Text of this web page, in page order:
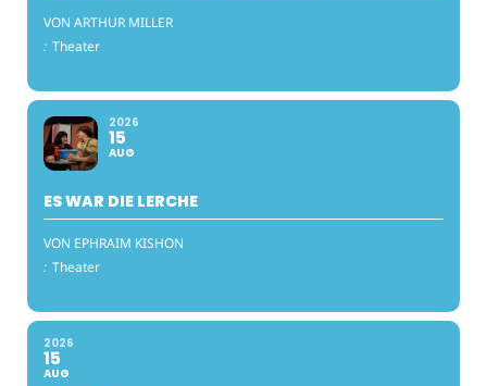
VON ARTHUR MILLER
: Theater
2026
15
AUG
ES WAR DIE LERCHE
VON EPHRAIM KISHON
: Theater
2026
15
AUG